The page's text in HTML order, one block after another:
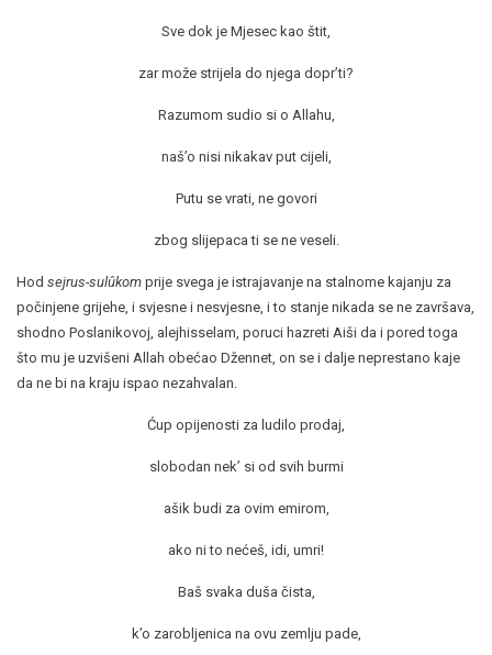
Sve dok je Mjesec kao štit,
zar može strijela do njega dopr’ti?
Razumom sudio si o Allahu,
naš’o nisi nikakav put cijeli,
Putu se vrati, ne govori
zbog slijepaca ti se ne veseli.
Hod sejrus-sulûkom prije svega je istrajavanje na stalnome kajanju za
počinjene grijehe, i svjesne i nesvjesne, i to stanje nikada se ne završava,
shodno Poslanikovoj, alejhisselam, poruci hazreti Aiši da i pored toga
što mu je uzvišeni Allah obećao Džennet, on se i dalje neprestano kaje
da ne bi na kraju ispao nezahvalan.
Ćup opijenosti za ludilo prodaj,
slobodan nek’ si od svih burmi
ašik budi za ovim emirom,
ako ni to nećeš, idi, umri!
Baš svaka duša čista,
k’o zarobljenica na ovu zemlju pade,